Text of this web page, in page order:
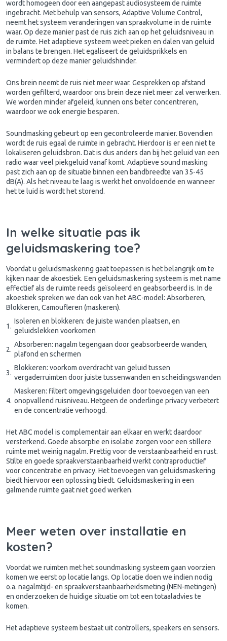
wordt homogeen door een aangepast audiosysteem de ruimte
ingebracht. Met behulp van sensors, Adaptive Volume Control,
neemt het systeem veranderingen van spraakvolume in de ruimte
waar. Op deze manier past de ruis zich aan op het geluidsniveau in
de ruimte. Het adaptieve systeem weet pieken en dalen van geluid
in balans te brengen. Het egaliseert de geluidsprikkels en
vermindert op deze manier geluidshinder.
Ons brein neemt de ruis niet meer waar. Gesprekken op afstand
worden gefilterd, waardoor ons brein deze niet meer zal verwerken.
We worden minder afgeleid, kunnen ons beter concentreren,
waardoor we ook energie besparen.
Soundmasking gebeurt op een gecontroleerde manier. Bovendien
wordt de ruis egaal de ruimte in gebracht. Hierdoor is er een niet te
lokaliseren geluidsbron. Dat is dus anders dan bij het geluid van een
radio waar veel piekgeluid vanaf komt. Adaptieve sound masking
past zich aan op de situatie binnen een bandbreedte van 35-45
dB(A). Als het niveau te laag is werkt het onvoldoende en wanneer
het te luid is wordt het storend.
In welke situatie pas ik
geluidsmaskering toe?
Voordat u geluidsmaskering gaat toepassen is het belangrijk om te
kijken naar de akoestiek. Een geluidsmaskering systeem is met name
effectief als de ruimte reeds geïsoleerd en geabsorbeerd is. In de
akoestiek spreken we dan ook van het ABC-model: Absorberen,
Blokkeren, Camoufleren (maskeren).
Isoleren en blokkeren: de juiste wanden plaatsen, en
geluidslekken voorkomen
Absorberen: nagalm tegengaan door geabsorbeerde wanden,
plafond en schermen
Blokkeren: voorkom overdracht van geluid tussen
vergaderruimten door juiste tussenwanden en scheidingswanden
Maskeren: filtert omgevingsgeluiden door toevoegen van een
onopvallend ruisniveau. Hetgeen de onderlinge privacy verbetert
en de concentratie verhoogd.
Het ABC model is complementair aan elkaar en werkt daardoor
versterkend. Goede absorptie en isolatie zorgen voor een stillere
ruimte met weinig nagalm. Prettig voor de verstaanbaarheid en rust.
Stilte en goede spraakverstaanbaarheid werkt contraproductief
voor concentratie en privacy. Het toevoegen van geluidsmaskering
biedt hiervoor een oplossing biedt. Geluidsmaskering in een
galmende ruimte gaat niet goed werken.
Meer weten over installatie en
kosten?
Voordat we ruimten met het soundmasking systeem gaan voorzien
komen we eerst op locatie langs. Op locatie doen we indien nodig
o.a. nagalmtijd- en spraakverstaanbaarheidsmeting (NEN-metingen)
en onderzoeken de huidige situatie om tot een totaaladvies te
komen.
Het adaptieve systeem bestaat uit controllers, speakers en sensors.